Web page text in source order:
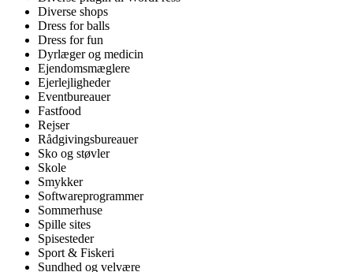
Diverse shops
Dress for balls
Dress for fun
Dyrlæger og medicin
Ejendomsmæglere
Ejerlejligheder
Eventbureauer
Fastfood
Rejser
Rådgivingsbureauer
Sko og støvler
Skole
Smykker
Softwareprogrammer
Sommerhuse
Spille sites
Spisesteder
Sport & Fiskeri
Sundhed og velvære